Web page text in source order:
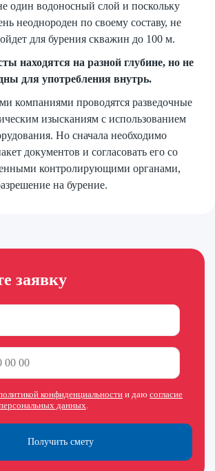
один водоносный слой и поскольку
неоднороден по своему составу, не
для бурения скважин до 100 м.
находятся на разной глубине, но не
для употребления внутрь.
компаниями проводятся разведочные
изысканиям с использованием
Но сначала необходимо
документов и согласовать его со
контролирующими органами,
на бурение.
заявку
Получить смету
конфиденциальности и даю согласие
данных.